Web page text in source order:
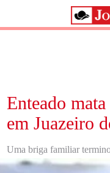
Enteado
em Juazeiro
Uma briga familiar